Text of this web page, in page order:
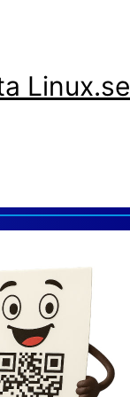
Linux.se